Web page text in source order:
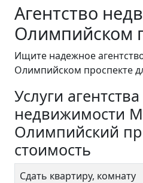
Агентство
Олимпийском
Ищите надежное
Олимпийском проспекте
Услуги агентства
недвижимости
Олимпийский
стоимость
Сдать квартиру, комнату